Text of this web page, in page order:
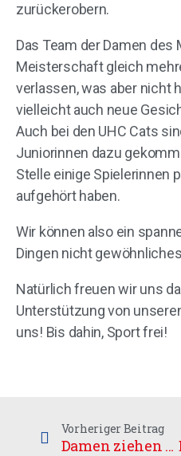
zurückerobern.
Das Team der Damen des
Meisterschaft gleich
verlassen, was aber nicht
vielleicht auch neue
Auch bei den UHC Cats
Juniorinnen dazu
Stelle einige Spielerinnen
aufgehört haben.
Wir können also ein
Dingen nicht
Natürlich freuen wir uns
Unterstützung von
uns! Bis dahin, Sport frei!
Vorheriger Beitrag
Damen ziehen in zweite Pokalrunde ein